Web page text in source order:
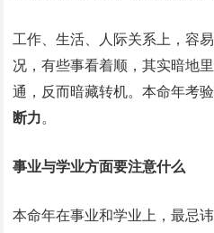
工作、生活、人际关系上，容
况，有些事看着顺，其实暗地
通，反而暗藏转机。本命年考
断力。
事业与学业方面要注意什么
本命年在事业和学业上，最忌